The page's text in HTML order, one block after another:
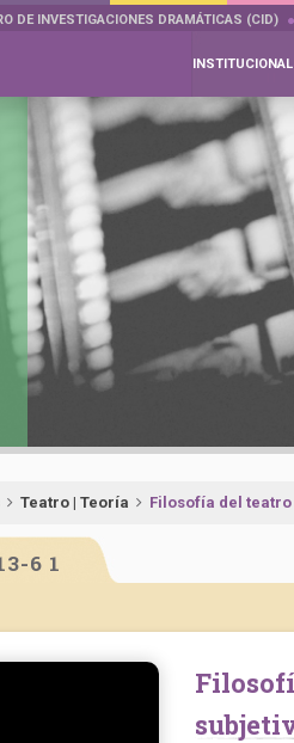
DE INVESTIGACIONES DRAMÁTICAS (CID)
INSTITUCIONAL
Teatro | Teoría Filosofía del
6 1
Filosofía del teatro I: convivio, experiencia,